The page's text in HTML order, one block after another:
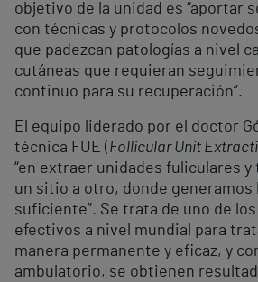
objetivo de la unidad es “aportar
con técnicas y protocolos
que padezcan patologías a nivel
cutáneas que requieran
continuo para su recuperación”.
El equipo liderado por el doctor
técnica FUE (Follicular Unit
“en extraer unidades fuliculares
un sitio a otro, donde generamos
suficiente”. Se trata de uno de
efectivos a nivel mundial para
manera permanente y eficaz, y
ambulatorio, se obtienen